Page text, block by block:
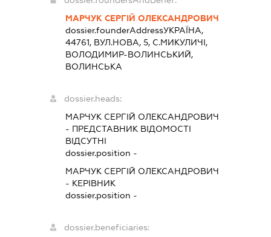
МАРЧУК СЕРГІЙ ОЛЕКСАНДРОВИЧ
dossier.founderAddressУКРАЇНА,
44761, ВУЛ.НОВА, 5, С.МИКУЛИЧІ,
ВОЛОДИМИР-ВОЛИНСЬКИЙ,
ВОЛИНСЬКА
dossier.heads:
МАРЧУК СЕРГІЙ ОЛЕКСАНДРОВИЧ
- ПРЕДСТАВНИК ВІДОМОСТІ
ВІДСУТНІ
dossier.position -
МАРЧУК СЕРГІЙ ОЛЕКСАНДРОВИЧ
- КЕРІВНИК
dossier.position -
dossier.beneficiaries: